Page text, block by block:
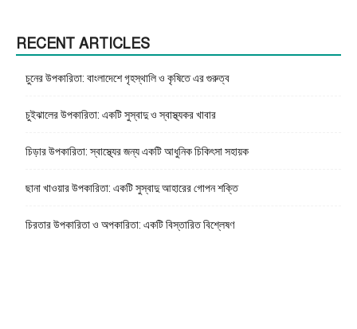
RECENT ARTICLES
চুনের উপকারিতা: বাংলাদেশে গৃহস্থালি ও কৃষিতে এর গুরুত্ব
চুইঝালের উপকারিতা: একটি সুস্বাদু ও স্বাস্থ্যকর খাবার
চিড়ার উপকারিতা: স্বাস্থ্যের জন্য একটি আধুনিক চিকিৎসা সহায়ক
ছানা খাওয়ার উপকারিতা: একটি সুস্বাদু আহারের গোপন শক্তি
চিরতার উপকারিতা ও অপকারিতা: একটি বিস্তারিত বিশ্লেষণ